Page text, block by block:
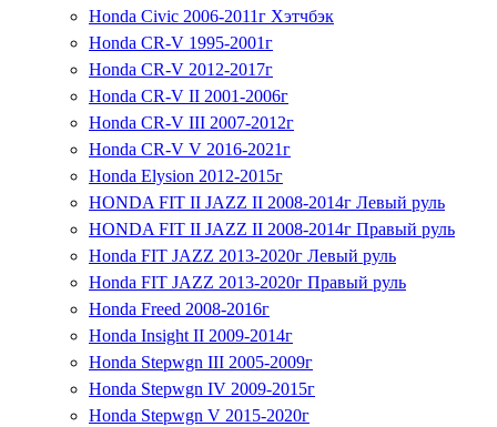
Honda Civic 2006-2011г Хэтчбэк
Honda CR-V 1995-2001г
Honda CR-V 2012-2017г
Honda CR-V II 2001-2006г
Honda CR-V III 2007-2012г
Honda CR-V V 2016-2021г
Honda Elysion 2012-2015г
HONDA FIT II JAZZ II 2008-2014г Левый руль
HONDA FIT II JAZZ II 2008-2014г Правый руль
Honda FIT JAZZ 2013-2020г Левый руль
Honda FIT JAZZ 2013-2020г Правый руль
Honda Freed 2008-2016г
Honda Insight II 2009-2014г
Honda Stepwgn III 2005-2009г
Honda Stepwgn IV 2009-2015г
Honda Stepwgn V 2015-2020г